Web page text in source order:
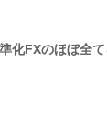
化FXのほぼ全